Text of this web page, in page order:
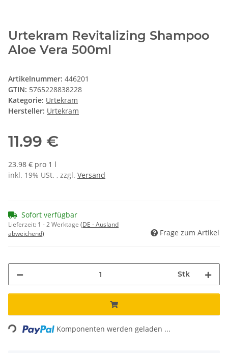
Urtekram Revitalizing Shampoo
Aloe Vera 500ml
Artikelnummer: 446201
GTIN: 5765228838228
Kategorie: Urtekram
Hersteller: Urtekram
11.99 €
23.98 € pro 1 l
inkl. 19% USt. , zzgl. Versand
Sofort verfügbar
Lieferzeit: 1 - 2 Werktage (DE - Ausland
abweichend)
Frage zum Artikel
Stk
Loading... Komponenten werden geladen ...